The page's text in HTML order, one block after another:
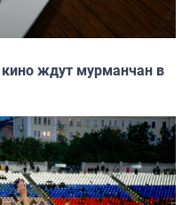
кино ждут мурманчан в